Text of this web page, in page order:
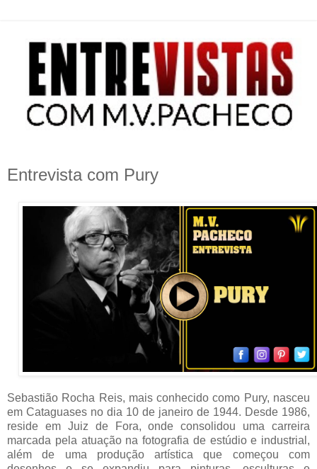
Entrevista com Pury
Sebastião Rocha Reis, mais conhecido como Pury, nasceu
em Cataguases no dia 10 de janeiro de 1944. Desde 1986,
reside em Juiz de Fora, onde consolidou uma carreira
marcada pela atuação na fotografia de estúdio e industrial,
além de uma produção artística que começou com